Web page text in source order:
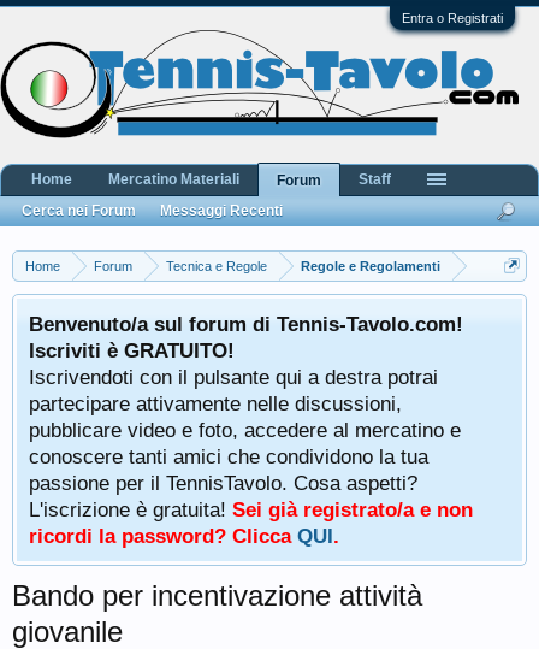
Entra o Registrati
Home Forum Tecnica e Regole Regole e Regolamenti
Benvenuto/a sul forum di Tennis-Tavolo.com!
Iscriviti è GRATUITO!
Iscrivendoti con il pulsante qui a destra potrai
partecipare attivamente nelle discussioni,
pubblicare video e foto, accedere al mercatino e
conoscere tanti amici che condividono la tua
passione per il TennisTavolo. Cosa aspetti?
L'iscrizione è gratuita! Sei già registrato/a e non
ricordi la password? Clicca QUI.
Bando per incentivazione attività
giovanile
Home Mercatino Materiali
Forum
Cerca nei Forum
Messaggi Recenti
Staff